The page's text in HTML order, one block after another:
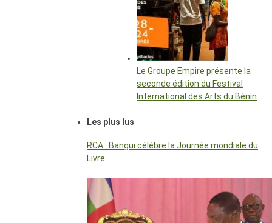
Le Groupe Empire présente la
seconde édition du Festival
International des Arts du Bénin
Les plus lus
RCA : Bangui célèbre la Journée mondiale du
Livre